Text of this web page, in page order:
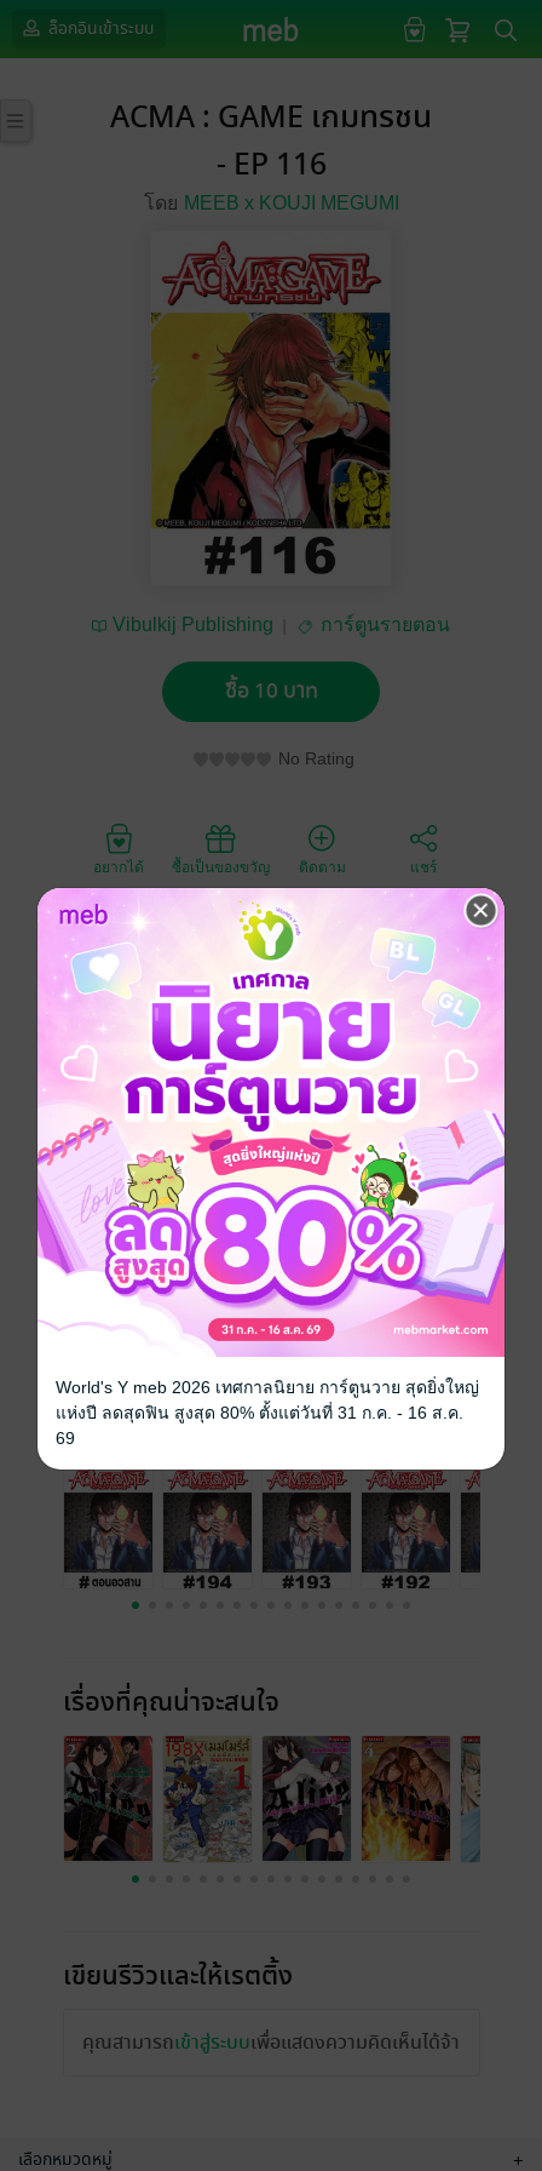
ล็อกอินเข้าระบบ
ACMA : GAME เกมทรชน
- EP 116
โดย MEEB x KOUJI MEGUMI
Vibulkij Publishing การ์ตูนรายตอน
ซื้อ 10 บาท
No Rating
อยากได้ ซื้อเป็นของขวัญ ติดตาม แชร์
เกมแห่งปีศาจที่ชักนำไปสู่ขีดจำกัด โอดะ เทรุอาสะ เด็กปี
3 โรงเรียนโคเซย์ หน้าตาหล่อเหลา มันสมองเป็นเลิศ โดด
เด่นเรื่องกีฬา นอกจากนี้ยังเป็นประธานของโอดะกรุ๊ป
เครือธุรกิจลำดับต้นๆ ของญี่ปุ่น แต่แล้วมาร์โก เบลมอนโด
ลูกชายของมาเฟียอิตาเลียนเบลม่อน โดแฟมิลี่กก็ปรากฏ
ตัวขึ้นต่อหน้าเทรุอาสะอย่างกะทันหัน ชีวิตประจำวันของ
เทรุอาสะต้องพลิกผันไปด้วยกุญแจแห่งปีศาจที่มาร์โกนำมา
ACMA : GAME เกมทรชน (รายตอน)
ประเภทไฟล์ interactive media
วันที่วางขาย 27 เมษายน 2559
10 บาท
เล่มอื่นๆ ในซีรีส์
เรื่องที่คุณน่าจะสนใจ
เขียนรีวิวและให้เรตติ้ง
คุณสามารถเข้าสู่ระบบเพื่อแสดงความคิดเห็นได้จ้า
เลือกหมวดหมู่ +
World's Y meb 2026 เทศกาลนิยาย การ์ตูนวาย สุดยิ่งใหญ่
แห่งปี ลดสุดฟิน สูงสุด 80% ตั้งแต่วันที่ 31 ก.ค. - 16 ส.ค.
69